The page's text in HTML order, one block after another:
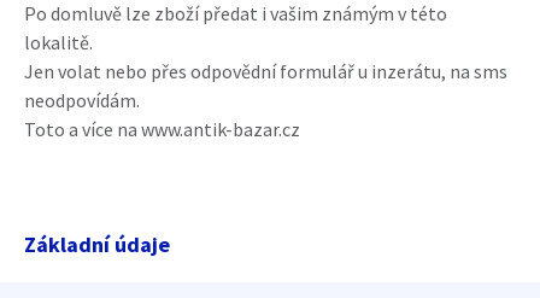
Po domluvě lze zboží předat i vašim známým v této
lokalitě.
Jen volat nebo přes odpovědní formulář u inzerátu, na sms
neodpovídám.
Toto a více na www.antik-bazar.cz
Základní údaje